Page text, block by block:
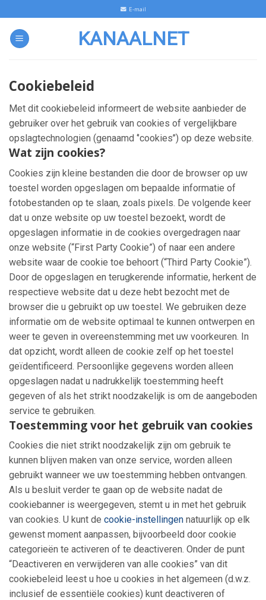
to
content
E-mail
KANAALNET
Cookiebeleid
Met dit cookiebeleid informeert de website aanbieder de
gebruiker over het gebruik van cookies of vergelijkbare
opslagtechnologien (genaamd ‘’cookies’’) op deze website.
Wat zijn cookies?
Cookies zijn kleine bestanden die door de browser op uw
toestel worden opgeslagen om bepaalde informatie of
fotobestanden op te slaan, zoals pixels. De volgende keer
dat u onze website op uw toestel bezoekt, wordt de
opgeslagen informatie in de cookies overgedragen naar
onze website (“First Party Cookie”) of naar een andere
website waar de cookie toe behoort (“Third Party Cookie”).
Door de opgeslagen en terugkerende informatie, herkent de
respectieve website dat u deze hebt bezocht met de
browser die u gebruikt op uw toestel. We gebruiken deze
informatie om de website optimaal te kunnen ontwerpen en
weer te geven in overeenstemming met uw voorkeuren. In
dat opzicht, wordt alleen de cookie zelf op het toestel
geïdentificeerd. Persoonlijke gegevens worden alleen
opgeslagen nadat u nadrukkelijk toestemming heeft
gegeven of als het strikt noodzakelijk is om de aangeboden
service te gebruiken.
Toestemming voor het gebruik van cookies
Cookies die niet strikt noodzakelijk zijn om gebruik te
kunnen blijven maken van onze service, worden alleen
gebruikt wanneer we uw toestemming hebben ontvangen.
Als u besluit verder te gaan op de website nadat de
cookiebanner is weergegeven, stemt u in met het gebruik
van cookies. U kunt de cookie-instellingen natuurlijk op elk
gewenst moment aanpassen, bijvoorbeeld door cookie
categorieën te activeren of te deactiveren. Onder de punt
“Deactiveren en verwijderen van alle cookies” van dit
cookiebeleid leest u hoe u cookies in het algemeen (d.w.z.
inclusief de essentiële cookies) kunt deactiveren of